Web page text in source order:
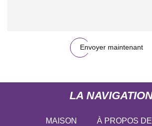
Envoyer maintenant
LA
MAISON À PROPOS